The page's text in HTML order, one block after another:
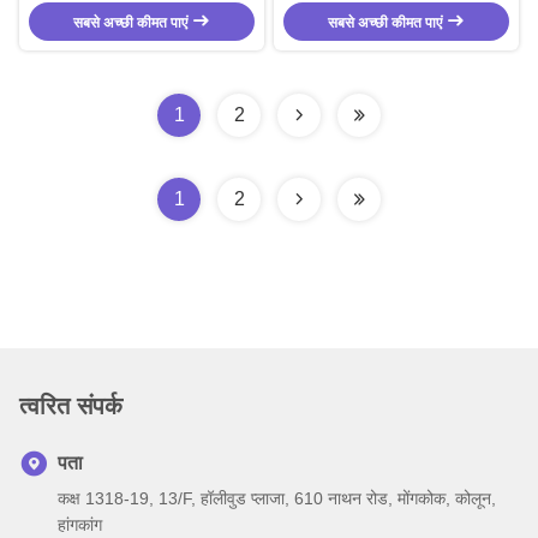
सबसे अच्छी कीमत पाएं
Camera Camera and PC Lens
Material Beacon
सबसे अच्छी कीमत पाएं
1 2
1 2
त्वरित संपर्क
पता
कक्ष 1318-19, 13/F, हॉलीवुड प्लाजा, 610 नाथन रोड, मोंगकोक, कोलून,
हांगकांग